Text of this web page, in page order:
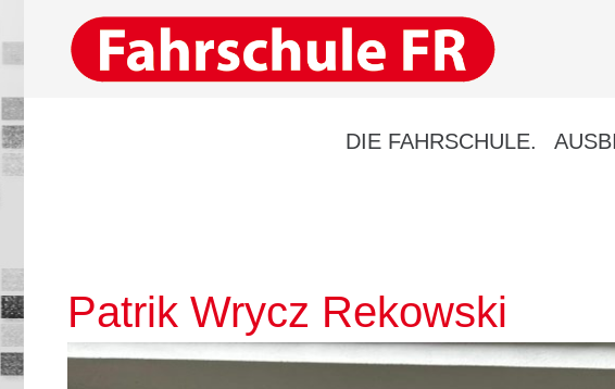
DIE FAHRSCHULE.
Patrik Wrycz Rekowski